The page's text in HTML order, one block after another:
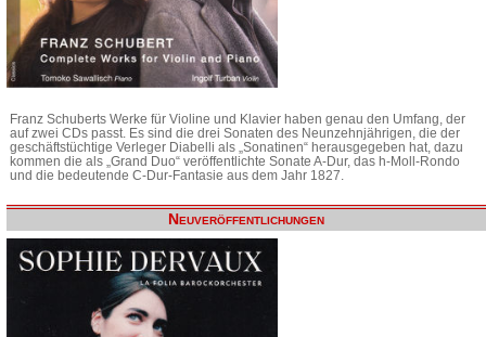
Franz Schuberts Werke für Violine und Klavier haben genau den Umfang, der
auf zwei CDs passt. Es sind die drei Sonaten des Neunzehnjährigen, die der
geschäftstüchtige Verleger Diabelli als „Sonatinen“ herausgegeben hat, dazu
kommen die als „Grand Duo“ veröffentlichte Sonate A-Dur, das h-Moll-Rondo
und die bedeutende C-Dur-Fantasie aus dem Jahr 1827.
Neuveröffentlichungen